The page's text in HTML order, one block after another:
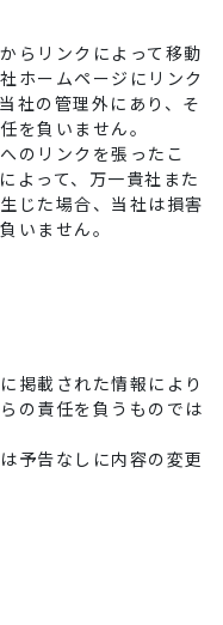
らリンクによって移動
ホームページにリンク
社の管理外にあり、そ
を負いません。
のリンクを張ったこ
よって、万一貴社また
じた場合、当社は損害
いません。
掲載された情報により
の責任を負うものでは
予告なしに内容の変更